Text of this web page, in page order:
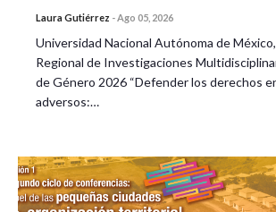
Laura Gutiérrez -Ago 05, 2026
Universidad Nacional Autónoma de
Regional de Investigaciones
de Género 2026 “Defender los derechos
adversos:…